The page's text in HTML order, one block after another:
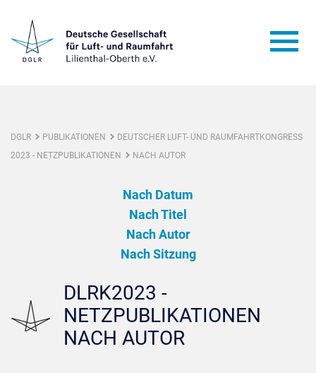
DGLR PUBLIKATIONEN
DEUTSCHER LUFT- UND RAUMFAHRTKONGRESS
2023 - NETZPUBLIKATIONEN
NACH AUTOR
Nach Datum
Nach Titel
Nach Autor
Nach Sitzung
DLRK2023 -
NETZPUBLIKATIONEN
NACH AUTOR